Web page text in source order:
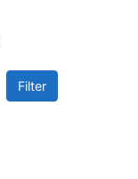
Filter